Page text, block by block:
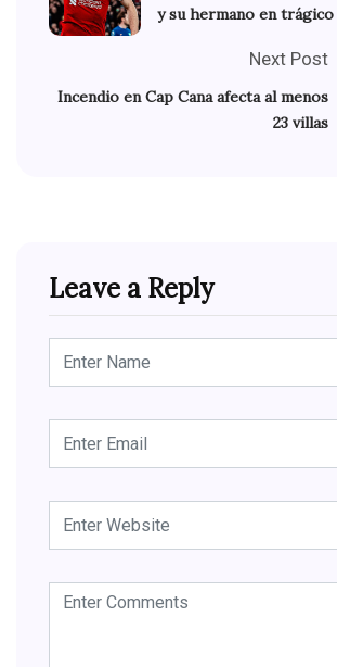
y su hermano en trágico
Next Post
Incendio en Cap Cana afecta al menos
23 villas
Leave a Reply